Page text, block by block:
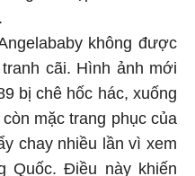
không được
cãi. Hình ảnh mới
bị chê hốc hác, xuống
mặc trang phục của
chay nhiều lần vì xem
Quốc. Điều này khiến